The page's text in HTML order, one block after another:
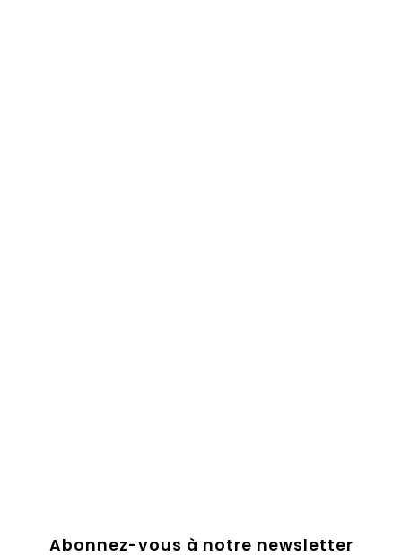
Abonnez-vous à notre newsletter